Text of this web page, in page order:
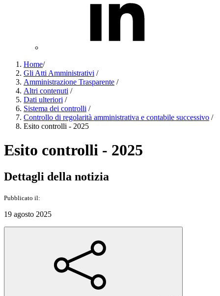
Home/
Gli Atti Amministrativi /
Amministrazione Trasparente /
Altri contenuti /
Dati ulteriori /
Sistema dei controlli /
Controllo di regolarità amministrativa e contabile successivo /
Esito controlli - 2025
Esito controlli - 2025
Dettagli della notizia
Pubblicato il:
19 agosto 2025